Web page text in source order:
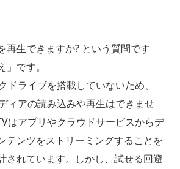
再生できますか? という質問です
です。
ドライブを搭載していないため、
ィアの読み込みや再生はできませ
はアプリやクラウドサービスからデ
テンツをストリーミングすることを
されています。しかし、試せる回避